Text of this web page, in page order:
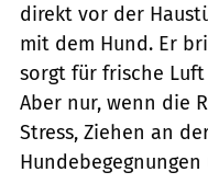
direkt vor der
mit dem Hund. Er
sorgt für frische
Aber nur, wenn die
Stress, Ziehen an